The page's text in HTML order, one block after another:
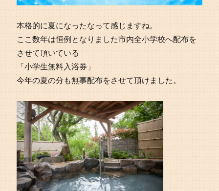
本格的に夏になったなって感じますね。
ここ数年は恒例となりました市内全小学校へ配布を
させて頂いている
「小学生無料入浴券」
今年の夏の分も無事配布をさせて頂けました。